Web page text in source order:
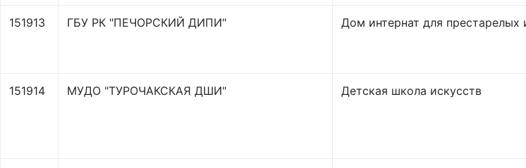
151913 ГБУ РК "ПЕЧОРСКИЙ ДИПИ" Дом интернат для престарелых
151914 МУДО "ТУРОЧАКСКАЯ ДШИ" Детская школа искусств